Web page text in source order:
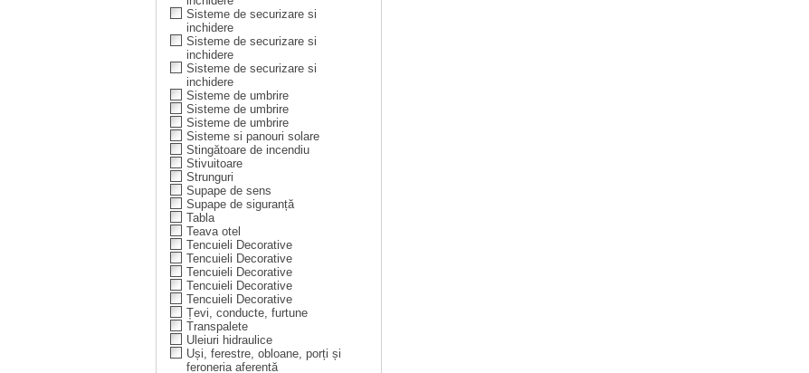
Sisteme de securizare si
inchidere
Sisteme de securizare si
inchidere
Sisteme de securizare si
inchidere
Sisteme de umbrire
Sisteme de umbrire
Sisteme de umbrire
Sisteme si panouri solare
Stingătoare de incendiu
Stivuitoare
Strunguri
Supape de sens
Supape de siguranță
Tabla
Teava otel
Tencuieli Decorative
Tencuieli Decorative
Tencuieli Decorative
Tencuieli Decorative
Tencuieli Decorative
Țevi, conducte, furtune
Transpalete
Uleiuri hidraulice
Uși, ferestre, obloane, porți și
feroneria aferentă